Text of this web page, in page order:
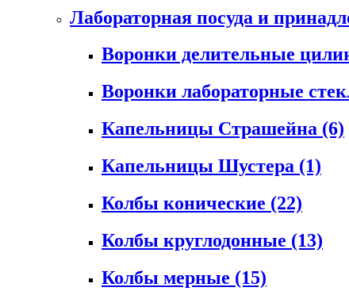
Лабораторная посуда и
Воронки делительные
Воронки лабораторные
Капельницы Страшейна (6)
Капельницы Шустера (1)
Колбы конические (22)
Колбы круглодонные (13)
Колбы мерные (15)